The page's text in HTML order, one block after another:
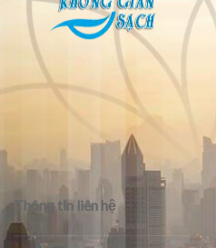
Thông tin liên hệ